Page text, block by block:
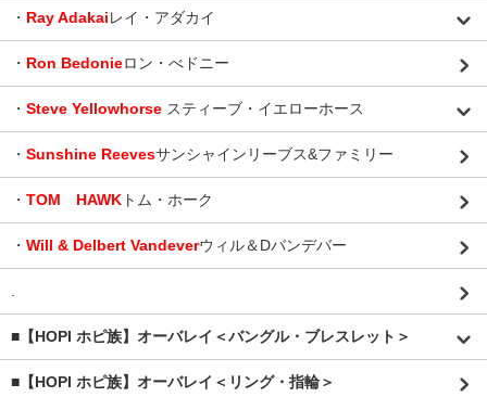
・ Ray Adakaiレイ・アダカイ
・ Ron Bedonieロン・べドニー
・ Steve Yellowhorse スティーブ・イエローホース
・ Sunshine Reevesサンシャインリーブス&ファミリー
・ TOM HAWK トム・ホーク
・ Will & Delbert Vandeverウィル＆Dバンデバー
.
■【HOPI ホピ族】オーバレイ＜バングル・ブレスレット＞
■【HOPI ホピ族】オーバレイ＜リング・指輪＞